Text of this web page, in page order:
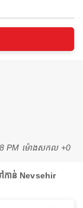
PM ម៉ោង​សកល +0
កាន់ Nevsehir